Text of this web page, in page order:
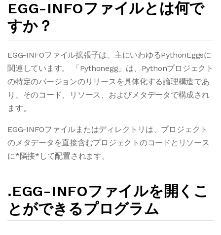
EGG-INFOファイルとは何で
すか？
EGG-INFOファイル拡張子は、主にいわゆるPythonEggsに
関連しています。 「Pythonegg」は、Pythonプロジェクト
の特定のバージョンのリリースを具体化する論理構造であ
り、そのコード、リソース、およびメタデータで構成され
ます。
EGG-INFOファイルまたはディレクトリは、プロジェクト
のメタデータを直接含むプロジェクトのコードとリソース
に*隣接*して配置されます。
.EGG-INFOファイルを開くこ
とができるプログラム